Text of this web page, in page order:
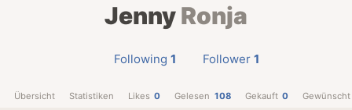
JennyRonja
Following 1 Follower 1
Übersicht Statistiken Likes 0 Gelesen 108 Gekauft 0 Gewünscht